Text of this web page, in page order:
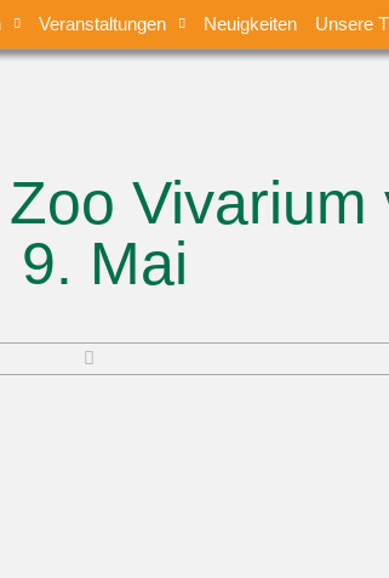
Veranstaltungen Neuigkeiten Unsere
Vivarium
9. Mai